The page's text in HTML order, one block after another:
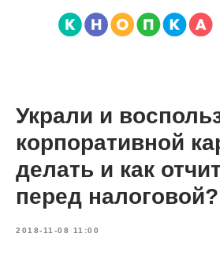
Украли и
корпоративной
делать и как
перед налоговой?
2018-11-08 11:00